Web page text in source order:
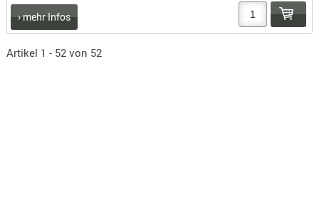
› mehr Infos
Artikel 1 - 52 von 52